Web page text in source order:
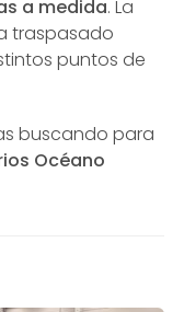
a medida. La
traspasado
puntos de
buscando para
Océano